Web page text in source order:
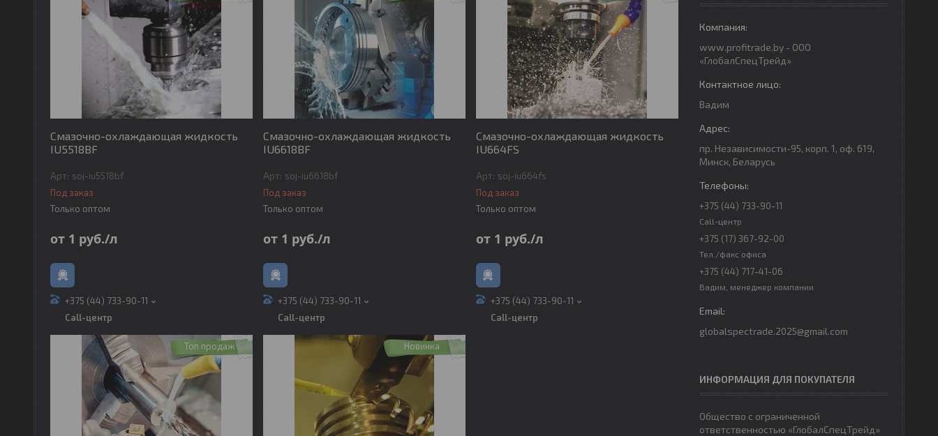
Смазочно-охлаждающая жидкость
IU5518BF
soj-iu5518bf
Под заказ
Только оптом
от 1 руб./л
+375 (44) 733-90-11
Call-центр
Смазочно-охлаждающая жидкость
IU6618BF
soj-iu6618bf
Под заказ
Только оптом
от 1 руб./л
+375 (44) 733-90-11
Call-центр
Смазочно-охлаждающая жидкость
IU664FS
soj-iu664fs
Под заказ
Только оптом
от 1 руб./л
+375 (44) 733-90-11
Call-центр
Топ продаж Новинка
www.profitrade.by - ООО
«ГлобалСпецТрейд»
Вадим
пр. Независимости-95, корп. 1, оф. 619,
Минск, Беларусь
+375 (44) 733-90-11
Call-центр
+375 (17) 367-92-00
Тел./факс офиса
+375 (44) 717-41-06
Вадим, менеджер компании
globalspectrade.2025@gmail.com
ИНФОРМАЦИЯ ДЛЯ ПОКУПАТЕЛЯ
Общество с ограниченной
ответственностью «ГлобалСпецТрейд»